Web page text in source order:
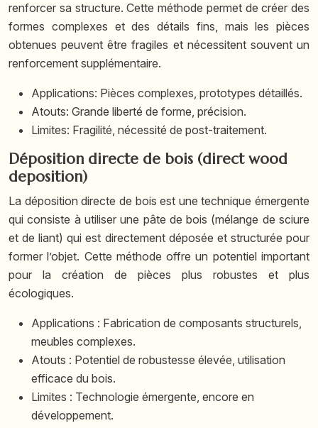
renforcer sa structure. Cette méthode permet de créer des
formes complexes et des détails fins, mais les pièces
obtenues peuvent être fragiles et nécessitent souvent un
renforcement supplémentaire.
Applications: Pièces complexes, prototypes détaillés.
Atouts: Grande liberté de forme, précision.
Limites: Fragilité, nécessité de post-traitement.
Déposition directe de bois (direct wood
deposition)
La déposition directe de bois est une technique émergente
qui consiste à utiliser une pâte de bois (mélange de sciure
et de liant) qui est directement déposée et structurée pour
former l’objet. Cette méthode offre un potentiel important
pour la création de pièces plus robustes et plus
écologiques.
Applications : Fabrication de composants structurels,
meubles complexes.
Atouts : Potentiel de robustesse élevée, utilisation
efficace du bois.
Limites : Technologie émergente, encore en
développement.